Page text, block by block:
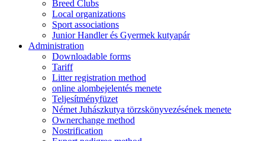
Breed Clubs
Local organizations
Sport associations
Junior Handler és Gyermek kutyapár
Administration
Downloadable forms
Tariff
Litter registration method
online alombejelentés menete
Teljesítményfüzet
Német Juhászkutya törzskönyvezésének menete
Ownerchange method
Nostrification